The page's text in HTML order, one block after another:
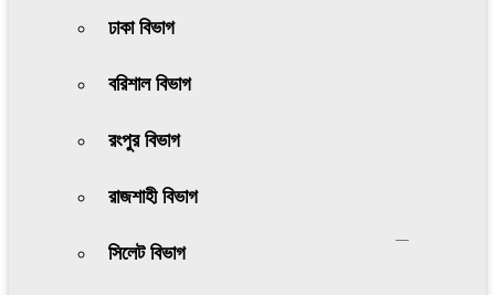
ঢাকা বিভাগ
বরিশাল বিভাগ
রংপুর বিভাগ
রাজশাহী বিভাগ
সিলেট বিভাগ